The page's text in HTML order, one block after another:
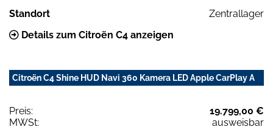
Standort
Zentrallager
Details zum Citroën C4 anzeigen
Citroën C4 Shine HUD Navi 360 Kamera LED Apple CarPlay A
Preis:
19.799,00 €
MWSt:
ausweisbar